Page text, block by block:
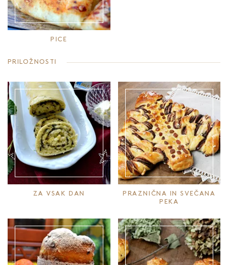
PICE
PRILOŽNOSTI
ZA VSAK DAN
PRAZNIČNA IN SVEČANA
PEKA